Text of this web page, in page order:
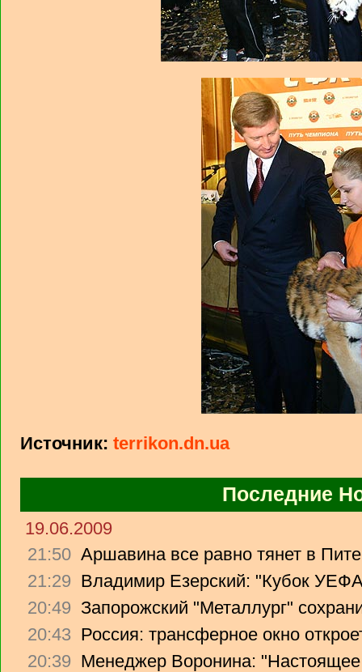
Источник: terrikon.dn.ua
Последние
19.06.2009
21:50 Аршавина все равно тянет в
21:29 Владимир Езерский: "Кубок
20:49 Запорожский "Металлург"
20:43 Россия: трансферное окно
20:39 Менеджер Воронина: "Настоящее